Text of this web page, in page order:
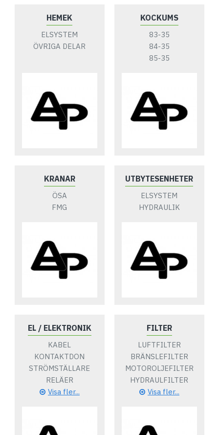
HEMEK
ELSYSTEM
ÖVRIGA DELAR
KOCKUMS
83-35
84-35
85-35
KRANAR
ÖSA
FMG
UTBYTESENHETER
ELSYSTEM
HYDRAULIK
EL / ELEKTRONIK
KABEL
KONTAKTDON
STRÖMSTÄLLARE
RELÄER
Visa fler...
FILTER
LUFTFILTER
BRÄNSLEFILTER
MOTOROLJEFILTER
HYDRAULFILTER
Visa fler...